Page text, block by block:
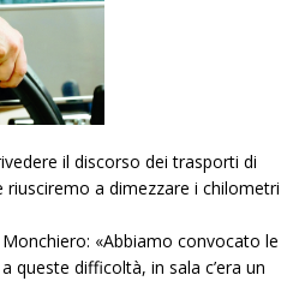
il discorso dei trasporti di
riusciremo a dimezzare i chilometri
«Abbiamo convocato le
queste difficoltà, in sala c’era un